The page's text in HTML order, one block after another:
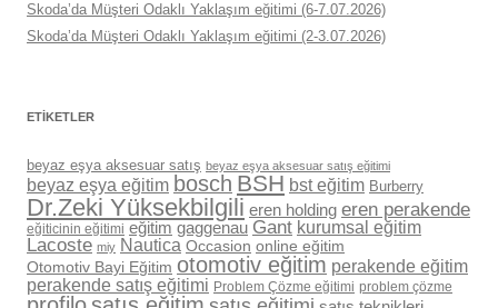
Skoda’da Müşteri Odaklı Yaklaşım eğitimi (6-7.07.2026)
Skoda’da Müşteri Odaklı Yaklaşım eğitimi (2-3.07.2026)
ETIKETLER
beyaz eşya aksesuar satış beyaz eşya aksesuar satış eğitimi
beyaz eşya eğitim bosch BSH bst eğitim Burberry
Dr.Zeki Yüksekbilgili eren holding eren perakende
eğiticinin eğitimi eğitim gaggenau Gant kurumsal eğitim
Lacoste miy Nautica Occasion online eğitim
Otomotiv Bayi Eğitim otomotiv eğitim perakende eğitim
perakende satış eğitimi Problem Çözme eğitimi problem çözme